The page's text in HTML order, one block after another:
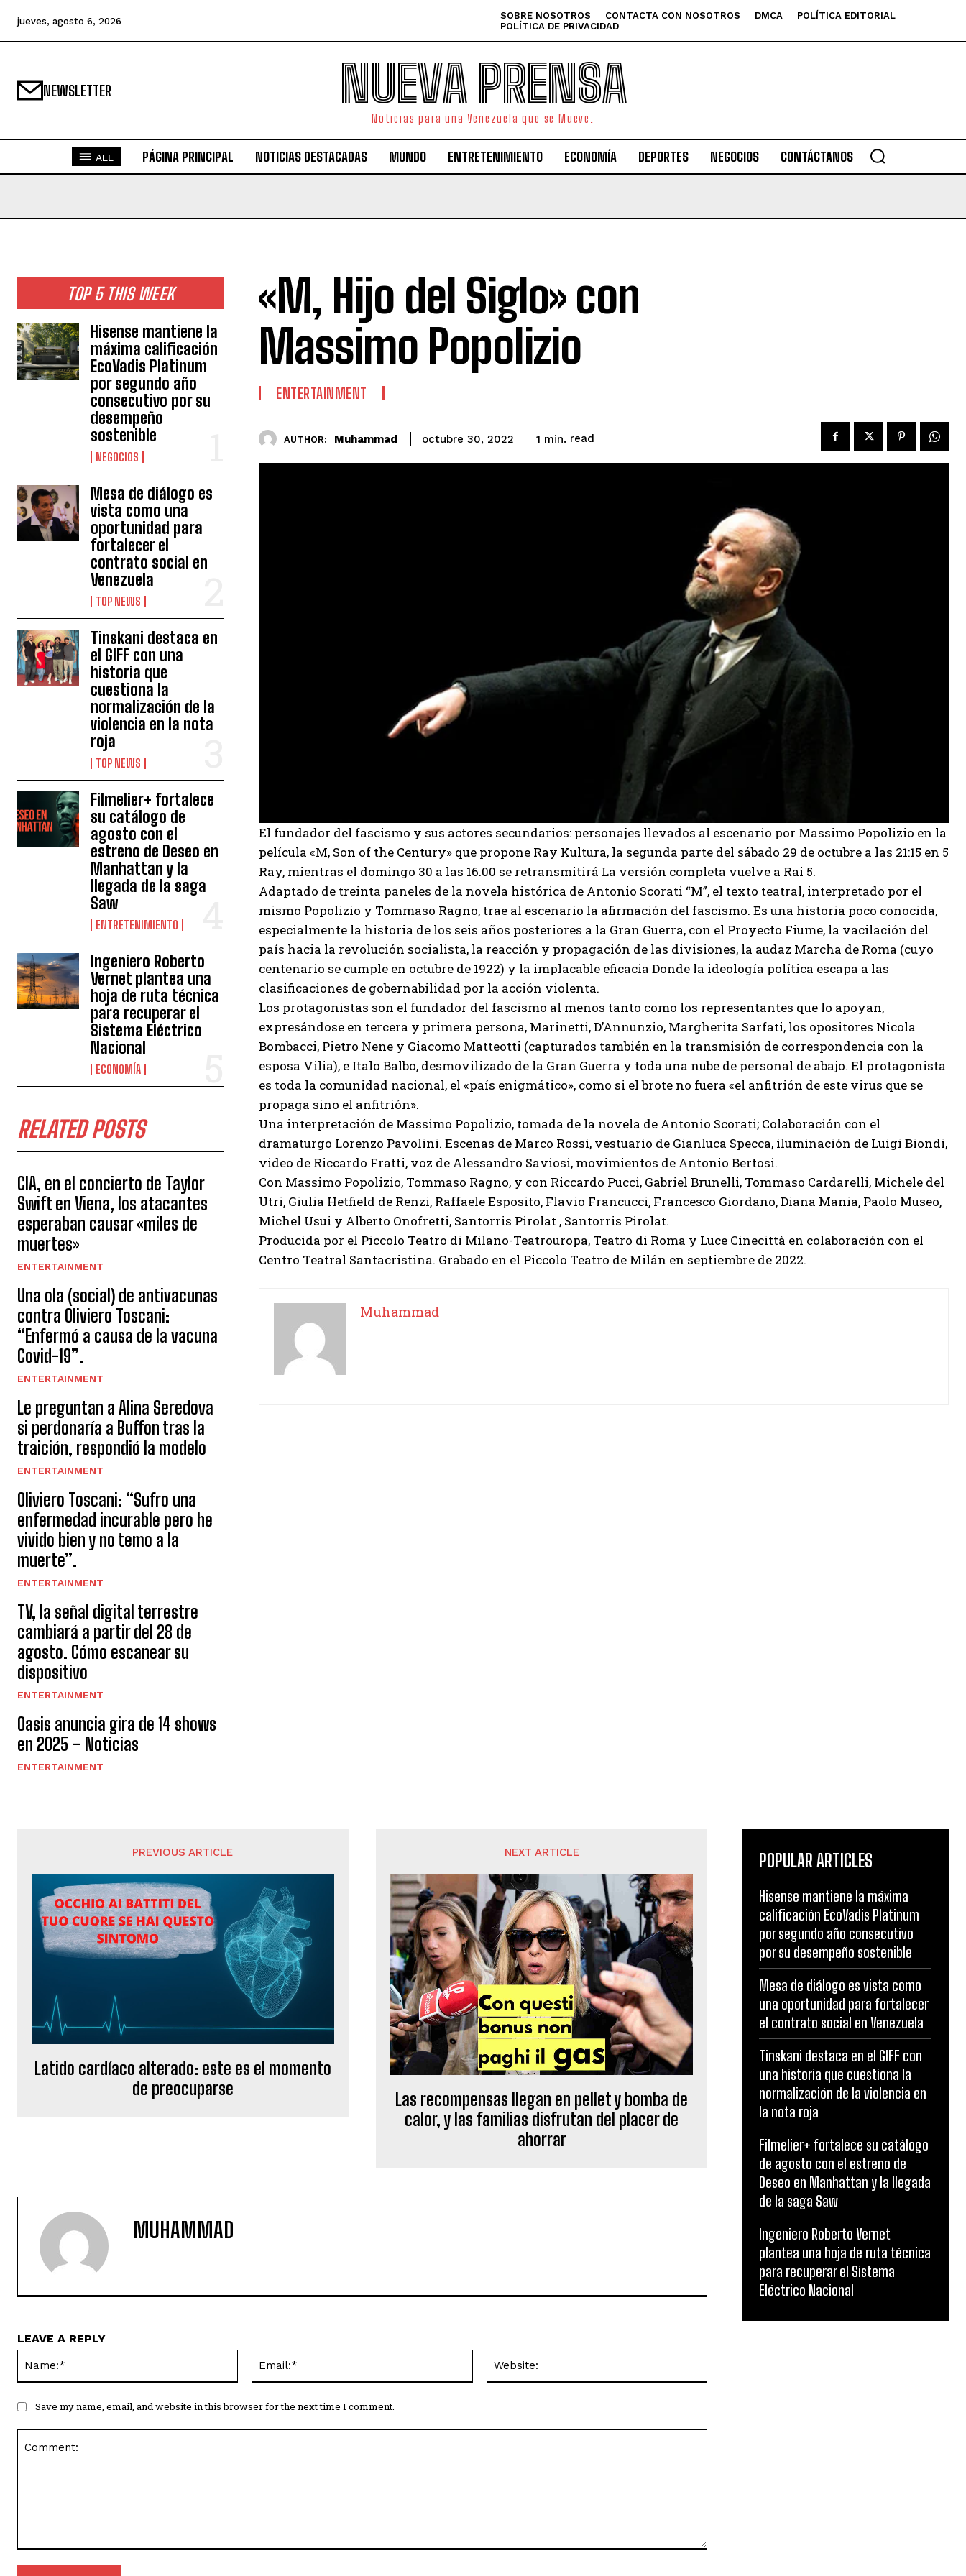
I WANT IN
jueves, agosto 6, 2026 SOBRE NOSOTROS CONTACTA CON NOSOTROS DMCA
POLÍTICA EDITORIAL
POLÍTICA DE PRIVACIDAD
NEWSLETTER NUEVA PRENSA
Noticias para una Venezuela que se Mueve.
ALL PÁGINA PRINCIPAL NOTICIAS DESTACADAS MUNDO ENTRETENIMIENTO ECONOMÍA DEPORTES NEGOCIOS CONTÁCTANOS
TOP 5 THIS WEEK
Hisense mantiene la
máxima calificación
EcoVadis Platinum
por segundo año
consecutivo por su
desempeño
sostenible
NEGOCIOS
Mesa de diálogo es
vista como una
oportunidad para
fortalecer el
contrato social en
Venezuela
TOP NEWS
Tinskani destaca en
el GIFF con una
historia que
cuestiona la
normalización de la
violencia en la nota
roja
TOP NEWS
Filmelier+ fortalece
su catálogo de
agosto con el
estreno de Deseo en
Manhattan y la
llegada de la saga
Saw
ENTRETENIMIENTO
Ingeniero Roberto
Vernet plantea una
hoja de ruta técnica
para recuperar el
Sistema Eléctrico
Nacional
ECONOMÍA
RELATED POSTS
CIA, en el concierto de Taylor
Swift en Viena, los atacantes
esperaban causar «miles de
muertes»
ENTERTAINMENT
Una ola (social) de antivacunas
contra Oliviero Toscani:
“Enfermó a causa de la vacuna
Covid-19”.
ENTERTAINMENT
Le preguntan a Alina Seredova
si perdonaría a Buffon tras la
traición, respondió la modelo
ENTERTAINMENT
Oliviero Toscani: “Sufro una
enfermedad incurable pero he
vivido bien y no temo a la
muerte”.
ENTERTAINMENT
TV, la señal digital terrestre
cambiará a partir del 28 de
agosto. Cómo escanear su
dispositivo
ENTERTAINMENT
Oasis anuncia gira de 14 shows
en 2025 – Noticias
ENTERTAINMENT
«M, Hijo del Siglo» con
Massimo Popolizio
ENTERTAINMENT
AUTHOR: Muhammad octubre 30, 2022 1 min. read
El fundador del fascismo y sus actores secundarios: personajes llevados al escenario por Massimo Popolizio en la
película «M, Son of the Century» que propone Ray Kultura, la segunda parte del sábado 29 de octubre a las 21:15 en 5
Ray, mientras el domingo 30 a las 16.00 se retransmitirá La versión completa vuelve a Rai 5.
Adaptado de treinta paneles de la novela histórica de Antonio Scorati “M”, el texto teatral, interpretado por el
mismo Popolizio y Tommaso Ragno, trae al escenario la afirmación del fascismo. Es una historia poco conocida,
especialmente la historia de los seis años posteriores a la Gran Guerra, con el Proyecto Fiume, la vacilación del
país hacia la revolución socialista, la reacción y propagación de las divisiones, la audaz Marcha de Roma (cuyo
centenario se cumple en octubre de 1922) y la implacable eficacia Donde la ideología política escapa a las
clasificaciones de gobernabilidad por la acción violenta.
Los protagonistas son el fundador del fascismo al menos tanto como los representantes que lo apoyan,
expresándose en tercera y primera persona, Marinetti, D’Annunzio, Margherita Sarfati, los opositores Nicola
Bombacci, Pietro Nene y Giacomo Matteotti (capturados también en la transmisión de correspondencia con la
esposa Vilia), e Italo Balbo, desmovilizado de la Gran Guerra y toda una nube de personal de abajo. El protagonista
es toda la comunidad nacional, el «país enigmático», como si el brote no fuera «el anfitrión de este virus que se
propaga sino el anfitrión».
Una interpretación de Massimo Popolizio, tomada de la novela de Antonio Scorati; Colaboración con el
dramaturgo Lorenzo Pavolini. Escenas de Marco Rossi, vestuario de Gianluca Specca, iluminación de Luigi Biondi,
video de Riccardo Fratti, voz de Alessandro Saviosi, movimientos de Antonio Bertosi.
Con Massimo Popolizio, Tommaso Ragno, y con Riccardo Pucci, Gabriel Brunelli, Tommaso Cardarelli, Michele del
Utri, Giulia Hetfield de Renzi, Raffaele Esposito, Flavio Francucci, Francesco Giordano, Diana Mania, Paolo Museo,
Michel Usui y Alberto Onofretti, Santorris Pirolat , Santorris Pirolat.
Producida por el Piccolo Teatro di Milano-Teatrouropa, Teatro di Roma y Luce Cinecittà en colaboración con el
Centro Teatral Santacristina. Grabado en el Piccolo Teatro de Milán en septiembre de 2022.
Muhammad
PREVIOUS ARTICLE
Latido cardíaco alterado: este es el momento
de preocuparse
NEXT ARTICLE
Las recompensas llegan en pellet y bomba de
calor, y las familias disfrutan del placer de
ahorrar
MUHAMMAD
LEAVE A REPLY
Save my name, email, and website in this browser for the next time I comment.
POPULAR ARTICLES
Hisense mantiene la máxima
calificación EcoVadis Platinum
por segundo año consecutivo
por su desempeño sostenible
Mesa de diálogo es vista como
una oportunidad para fortalecer
el contrato social en Venezuela
Tinskani destaca en el GIFF con
una historia que cuestiona la
normalización de la violencia en
la nota roja
Filmelier+ fortalece su catálogo
de agosto con el estreno de
Deseo en Manhattan y la llegada
de la saga Saw
Ingeniero Roberto Vernet
plantea una hoja de ruta técnica
para recuperar el Sistema
Eléctrico Nacional